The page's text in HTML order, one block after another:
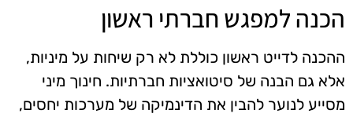
הכנה למפגש חברתי ראשון
ההכנה לדייט ראשון כוללת לא רק שיחות על מיניות,
אלא גם הבנה של סיטואציות חברתיות. חינוך מיני
מסייע לנוער להבין את הדינמיקה של מערכות יחסים,